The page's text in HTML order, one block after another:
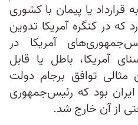
قرارداد یا پیمان با کشوری
که در کنگره آمریکا تدوین
آمریکا در
آمریکا، باطل یا قابل‌
مثالی توافق برجام دولت
ایران بود که رئیس‌جمهوری
از آن خارج شد.